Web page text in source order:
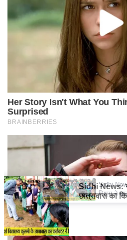
Sidhi
मिश्रा ने